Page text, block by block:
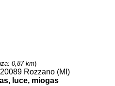
0,87 km)
Rozzano (MI)
luce, miogas